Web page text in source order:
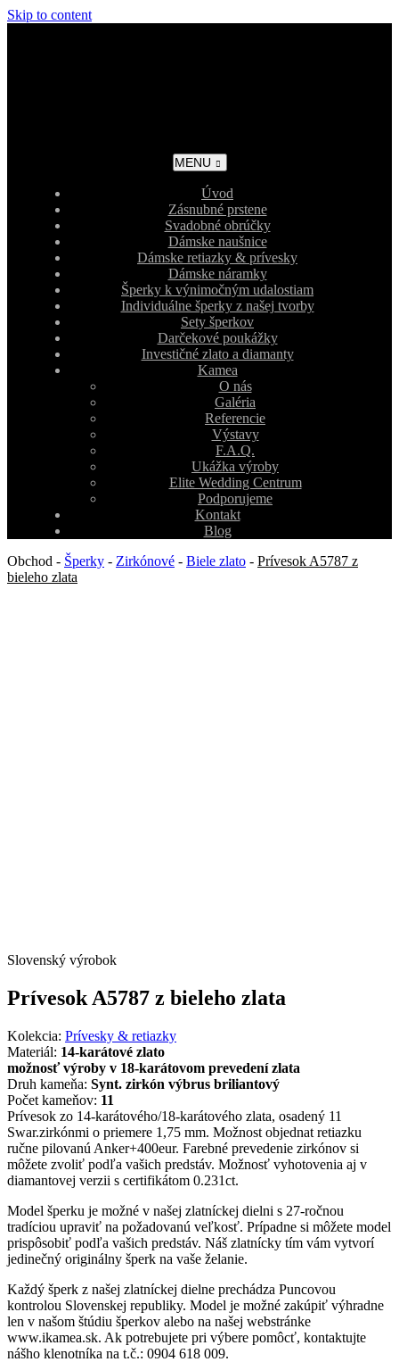
Skip to content
MENU
Úvod
Zásnubné prstene
Svadobné obrúčky
Dámske naušnice
Dámske retiazky & prívesky
Dámske náramky
Šperky k výnimočným udalostiam
Individuálne šperky z našej tvorby
Sety šperkov
Darčekové poukážky
Investičné zlato a diamanty
Kamea
O nás
Galéria
Referencie
Výstavy
F.A.Q.
Ukážka výroby
Elite Wedding Centrum
Podporujeme
Kontakt
Blog
Obchod - Šperky - Zirkónové - Biele zlato - Prívesok A5787 z
bieleho zlata
Slovenský výrobok
Prívesok A5787 z bieleho zlata
Kolekcia: Prívesky & retiazky
Materiál: 14-karátové zlato
možnosť výroby v 18-karátovom prevedení zlata
Druh kameňa: Synt. zirkón výbrus briliantový
Počet kameňov: 11
Prívesok zo 14-karátového/18-karátového zlata, osadený 11
Swar.zirkónmi o priemere 1,75 mm. Možnost objednat retiazku
ručne pilovanú Anker+400eur. Farebné prevedenie zirkónov si
môžete zvoliť podľa vašich predstáv. Možnosť vyhotovenia aj v
diamantovej verzii s certifikátom 0.231ct.
Model šperku je možné v našej zlatníckej dielni s 27-ročnou
tradíciou upraviť na požadovanú veľkosť. Prípadne si môžete model
prispôsobiť podľa vašich predstáv. Náš zlatnícky tím vám vytvorí
jedinečný originálny šperk na vaše želanie.
Každý šperk z našej zlatníckej dielne prechádza Puncovou
kontrolou Slovenskej republiky. Model je možné zakúpiť výhradne
len v našom štúdiu šperkov alebo na našej webstránke
www.ikamea.sk. Ak potrebujete pri výbere pomôcť, kontaktujte
nášho klenotníka na t.č.: 0904 618 009.